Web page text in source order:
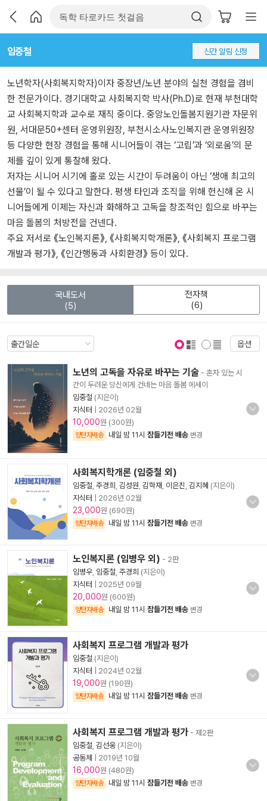
임중철 신간 알림 신청
노년학자(사회복지학자)이자 중장년/노년 분야의 실천 경험을 겸비
한 전문가이다. 경기대학교 사회복지학 박사(Ph.D)로 현재 부천대학
교 사회복지학과 교수로 재직 중이다. 중앙노인돌봄지원기관 자문위
원, 서대문50+센터 운영위원장, 부천시소사노인복지관 운영위원장
등 다양한 현장 경험을 통해 시니어들이 겪는 ‘고립’과 ‘외로움’의 문
제를 깊이 있게 통찰해 왔다.
저자는 시니어 시기에 홀로 있는 시간이 두려움이 아닌 ‘생애 최고의
선물’이 될 수 있다고 말한다. 평생 타인과 조직을 위해 헌신해 온 시
니어들에게 이제는 자신과 화해하고 고독을 창조적인 힘으로 바꾸는
마음 돌봄의 처방전을 건넨다.
주요 저서로 《노인복지론》, 《사회복지학개론》, 《사회복지 프로그램
개발과 평가》, 《인간행동과 사회환경》 등이 있다.
국내도서
(5)
전자책
(6)
옵션
노년의 고독을 자유로 바꾸는 기술 - 혼자 있는 시
간이 두려운 당신에게 건네는 마음 돌봄 에세이
임중철 (지은이)
지식터
2026년 02월
10,000원 (300원)
양탄자배송 내일 밤 11시 잠들기전 배송 변경
사회복지학개론 (임중철 외)
임중철 주경희 김성원 김학재 이은진 김지혜 (지은이)
지식터
2026년 02월
23,000원 (690원)
양탄자배송 내일 밤 11시 잠들기전 배송 변경
노인복지론 (임병우 외) - 2판
임병우 임중철 주경희 (지은이)
지식터
2025년 09월
20,000원 (600원)
양탄자배송 내일 밤 11시 잠들기전 배송 변경
사회복지 프로그램 개발과 평가
임중철 (지은이)
지식터
2024년 02월
19,000원 (190원)
양탄자배송 내일 밤 11시 잠들기전 배송 변경
사회복지 프로그램 개발과 평가 - 제2판
임중철 김선웅 (지은이)
공동체
2019년 10월
16,000원 (480원)
양탄자배송 내일 밤 11시 잠들기전 배송 변경